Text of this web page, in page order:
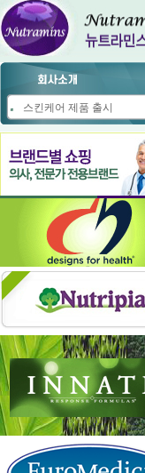
스킨케어 제품 출시